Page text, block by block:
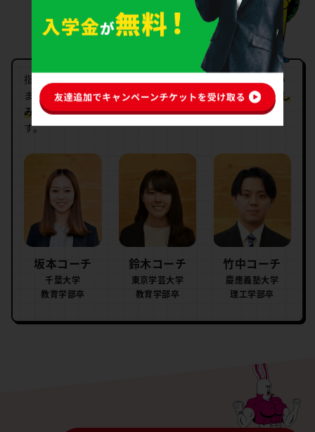
指導は厳選したプロコーチ
指導は、 厳しい社内研修をクリアしたプロコーチ が行い
ます。科目知識やコーチング能力はもちろんのこと、
親し
みやすさやコミュニケーション能力も重視 しておりま
す。
坂本コーチ
千葉大学
教育学部卒
鈴木コーチ
東京学芸大学
教育学部卒
竹中コーチ
慶應義塾大学
理工学部卒